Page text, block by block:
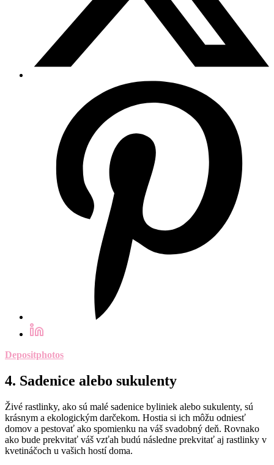
Depositphotos
4. Sadenice alebo sukulenty
Živé rastlinky, ako sú malé sadenice byliniek alebo sukulenty, sú
krásnym a ekologickým darčekom. Hostia si ich môžu odniesť
domov a pestovať ako spomienku na váš svadobný deň. Rovnako
ako bude prekvitať váš vzťah budú následne prekvitať aj rastlinky v
kvetináčoch u vašich hostí doma.